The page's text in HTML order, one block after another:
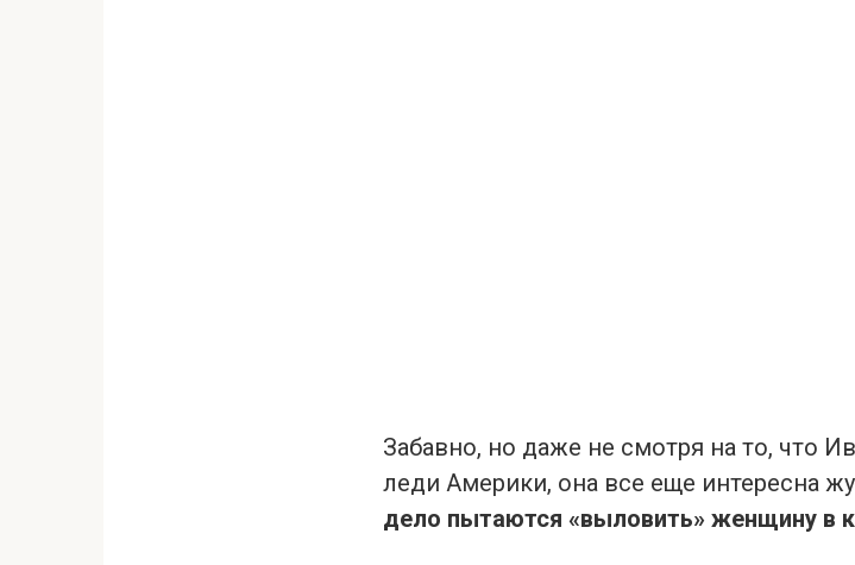
Забавно, но даже не смотря на то, что
леди Америки, она все еще интересна
дело пытаются «выловить» женщину в